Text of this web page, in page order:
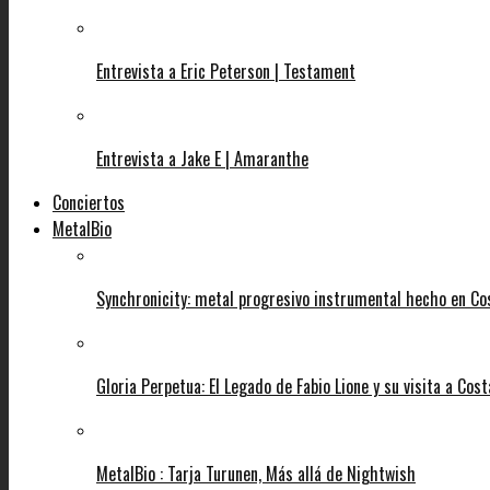
Entrevista a Eric Peterson | Testament
Entrevista a Jake E | Amaranthe
Conciertos
MetalBio
Synchronicity: metal progresivo instrumental hecho en
Gloria Perpetua: El Legado de Fabio Lione y su visita a
MetalBio : Tarja Turunen, Más allá de Nightwish